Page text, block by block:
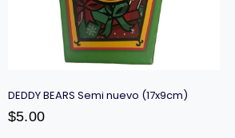
DEDDY BEARS Semi nuevo (17x9cm)
$5.00